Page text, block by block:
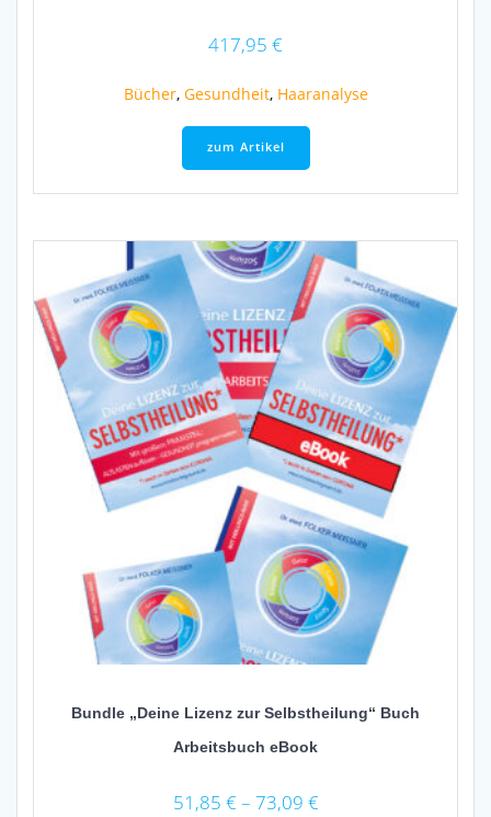
417,95 €
Bücher, Gesundheit, Haaranalyse
zum Artikel
Bundle „Deine Lizenz zur Selbstheilung“ Buch
Arbeitsbuch eBook
51,85 € – 73,09 €